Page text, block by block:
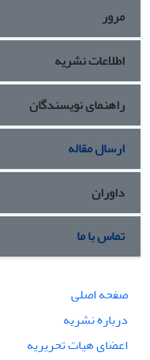
مرور
اطلاعات نشریه
راهنمای نویسندگان
ارسال مقاله
داوران
تماس با ما
صفحه اصلی
درباره نشریه
اعضای هیات تحریریه